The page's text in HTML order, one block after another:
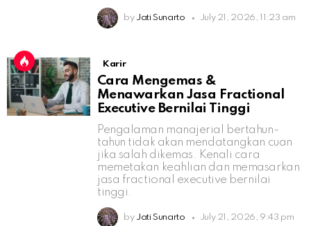
by Jati Sunarto July 21, 2026, 11:23 am
Karir
Cara Mengemas &
Menawarkan Jasa Fractional
Executive Bernilai Tinggi
Pengalaman manajerial bertahun-
tahun tidak akan mendatangkan cuan
jika salah dikemas. Kenali cara
memetakan keahlian dan memasarkan
jasa fractional executive bernilai
tinggi.
by Jati Sunarto July 21, 2026, 9:43 pm